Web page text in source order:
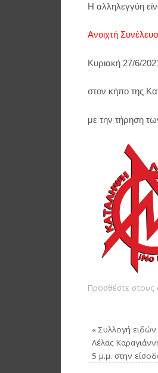
Η αλληλεγγύη
Ανοιχτή
Κυριακή 27/6/
στον κήπο της
με την τήρηση
Προσθέστε στους
« Συλλογή
Λέλας
5 μ.μ. στην